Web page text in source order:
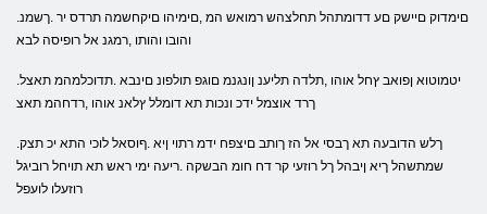
והובו והותו ,רמגנ אל רופיסה לבא
ךרד אוצמל ידכ ונכות תא דומלל ץלאנ אוהו ,רדחהמ תאצ
שמתשהל ךיא ןיבהל ךל רוזעי קר דח חומ הבשקה .ריעה ימי ראש תא תויחל רוביגל
רוזעלו לועפל